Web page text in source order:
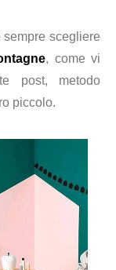
scegliere
, come vi
post, metodo
piccolo.